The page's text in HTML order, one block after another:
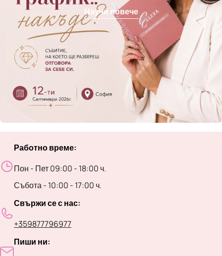
Научи повече
Работно време:
Пон - Пет 09:00 - 18:00 ч.
Събота - 10:00 - 17:00 ч.
Свържи се с нас:
+359877796977
Пиши ни: